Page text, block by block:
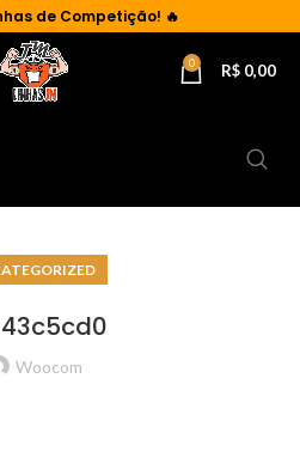
de Competição! 🔥
0 R$ 0,00
Woocom